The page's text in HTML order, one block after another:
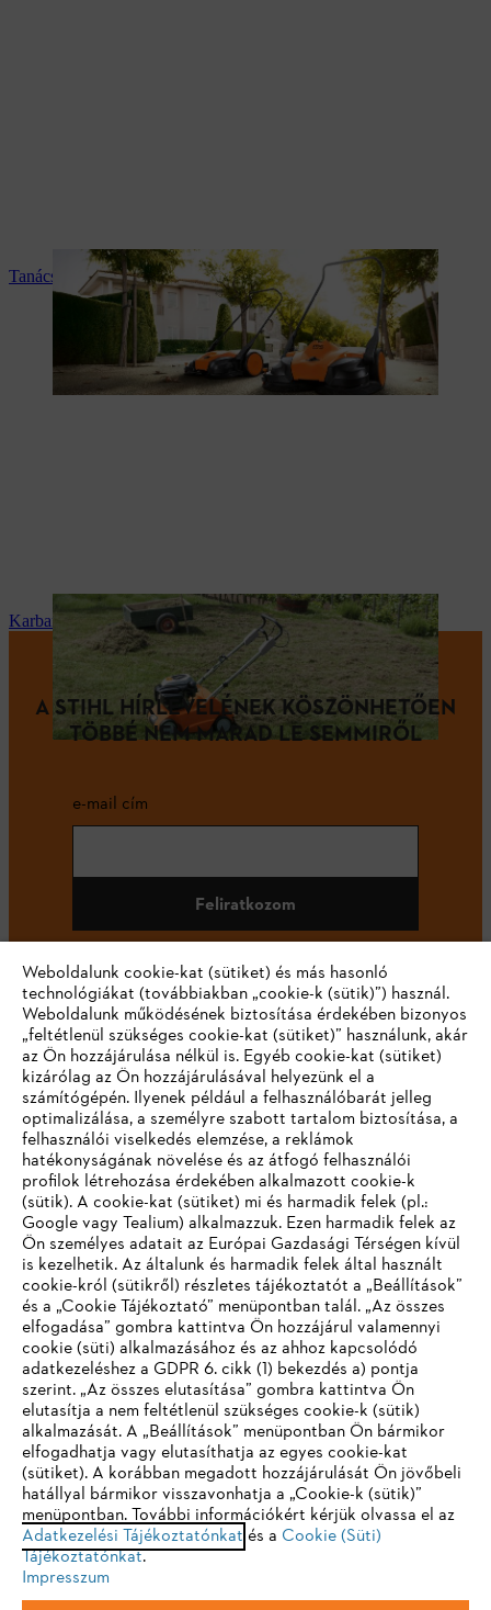
Tanácsadás és termékismertetés
Karbantartás és javítás
A STIHL HÍRLEVELÉNEK KÖSZÖNHETŐEN
TÖBBÉ NEM MARAD LE SEMMIRŐL
e-mail cím
Feliratkozom
#STIHL
Vállalat
STIHL GYIK
Szerviz
Adatvédelem Impresszum Cookie tájékoztató
Jogi információk
IHR BROWSER WIRD NICHT
UNTERSTÜTZT
Sie nutzen einen Browser, den wir noch nicht unterstützen. Für
eine optimale Nutzung unserer Seite empfehlen wir Ihnen, zu
einem der folgenden Browser zu wechseln:
Firefox Chrome
Weboldalunk cookie-kat (sütiket) és más hasonló
technológiákat (továbbiakban „cookie-k (sütik)”) használ.
Weboldalunk működésének biztosítása érdekében bizonyos
„feltétlenül szükséges cookie-kat (sütiket)” használunk, akár
az Ön hozzájárulása nélkül is. Egyéb cookie-kat (sütiket)
kizárólag az Ön hozzájárulásával helyezünk el a
számítógépén. Ilyenek például a felhasználóbarát jelleg
optimalizálása, a személyre szabott tartalom biztosítása, a
felhasználói viselkedés elemzése, a reklámok
hatékonyságának növelése és az átfogó felhasználói
profilok létrehozása érdekében alkalmazott cookie-k
(sütik). A cookie-kat (sütiket) mi és harmadik felek (pl.:
Google vagy Tealium) alkalmazzuk. Ezen harmadik felek az
Ön személyes adatait az Európai Gazdasági Térségen kívül
is kezelhetik. Az általunk és harmadik felek által használt
cookie-król (sütikről) részletes tájékoztatót a „Beállítások”
és a „Cookie Tájékoztató” menüpontban talál. „Az összes
elfogadása” gombra kattintva Ön hozzájárul valamennyi
cookie (süti) alkalmazásához és az ahhoz kapcsolódó
adatkezeléshez a GDPR 6. cikk (1) bekezdés a) pontja
szerint. „Az összes elutasítása” gombra kattintva Ön
elutasítja a nem feltétlenül szükséges cookie-k (sütik)
alkalmazását. A „Beállítások” menüpontban Ön bármikor
elfogadhatja vagy elutasíthatja az egyes cookie-kat
(sütiket). A korábban megadott hozzájárulását Ön jövőbeli
hatállyal bármikor visszavonhatja a „Cookie-k (sütik)”
menüpontban. További információkért kérjük olvassa el az
Adatkezelési Tájékoztatónkat és a Cookie (Süti)
Tájékoztatónkat.
Impresszum